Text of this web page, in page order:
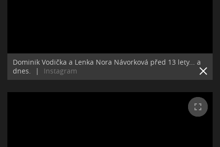
Dominik Vodička a Lenka Nora Návorková před 13 lety... a
dnes.
| Instagram